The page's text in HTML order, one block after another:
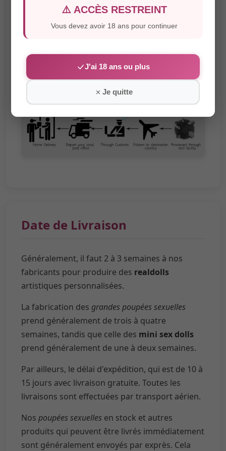
Pour garantir que votresex dollarrive sans
problème, nospoupées sexuellesvous sont
expédiées via DHL, UPS, FedEx ou GLS.
Date de Livraison
Généralement, il faut 2 à 3 semaines à nos
fabricants pour produire des realdolls
artistiques personnalisées.
La fabrication des grandes poupées sexuelles
prend généralement de trois à quatre
semaines, tandis que celle des mini sex dolls
prend généralement de une à deux semaines.
Par ailleurs, le délai d'expédition, qui est de 10 à
15 jours avec livraison gratuite. Toutes les
livraisons sont effectuées par transport aérien.
Nos poupées sexuelles en stock et autres
produits qui peuvent être livrés immédiatement
sont généralement envoyés par exprès. Cela
⚠️ ACCÈS RESTREINT
Vous devez avoir 18 ans pour continuer
J'ai 18 ans ou plus
Je quitte